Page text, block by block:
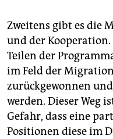
Zweitens gibt es die
und der
Teilen der
im Feld der
zurückgewonnen
werden. Dieser Weg
Gefahr, dass eine
Positionen diese im